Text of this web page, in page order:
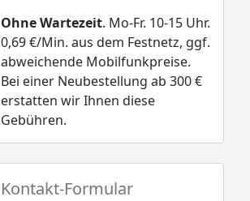
Ohne Wartezeit. Mo-Fr. 10-15 Uhr.
0,69 €/Min. aus dem Festnetz, ggf.
abweichende Mobilfunkpreise.
Bei einer Neubestellung ab 300 €
erstatten wir Ihnen diese
Gebühren.
Kontakt-Formular